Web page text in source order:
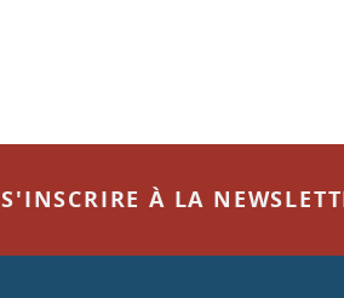
S'INSCRIRE À LA